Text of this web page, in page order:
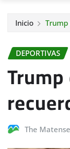
Inicio
DEPORTIVAS
The